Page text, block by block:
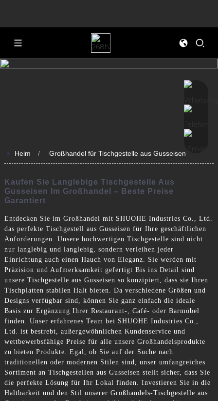
>> Heim Großhandel für Tischgestelle aus Gusseisen
Kaufen Sie Langlebige Tischgestelle Aus
Gusseisen Im Großhandel – Beste Preise
Garantiert
Entdecken Sie im Großhandel mit SHUOHE Industries Co., Ltd.
das perfekte Tischgestell aus Gusseisen für Ihre geschäftlichen
Anforderungen. Unsere hochwertigen Tischgestelle sind nicht
nur langlebig und langlebig, sondern verleihen jeder
Einrichtung auch einen Hauch von Eleganz. Sie werden mit
Präzision und Aufmerksamkeit gefertigt Bis ins Detail sind
unsere Tischgestelle aus Gusseisen so konzipiert, dass sie Ihren
Tischplatten stabilen Halt bieten. Da verschiedene Größen und
Designs verfügbar sind, können Sie ganz einfach die ideale
Basis zur Ergänzung Ihrer Restaurant-, Café- oder Barmöbel
finden. Unser erfahrenes Team bei SHUOHE Industries Co.,
Ltd. ist bestrebt, außergewöhnlichen Kundenservice und
wettbewerbsfähige Preise für alle unsere Großhandelsprodukte
zu bieten Produkte. Egal, ob Sie auf der Suche nach
traditionellen oder modernen Stilen sind, unser umfangreiches
Sortiment an Tischgestellen aus Gusseisen stellt sicher, dass Sie
die perfekte Lösung für Ihr Lokal finden. Investieren Sie in die
Haltbarkeit und den Stil unserer Großhandels-Tischgestelle aus